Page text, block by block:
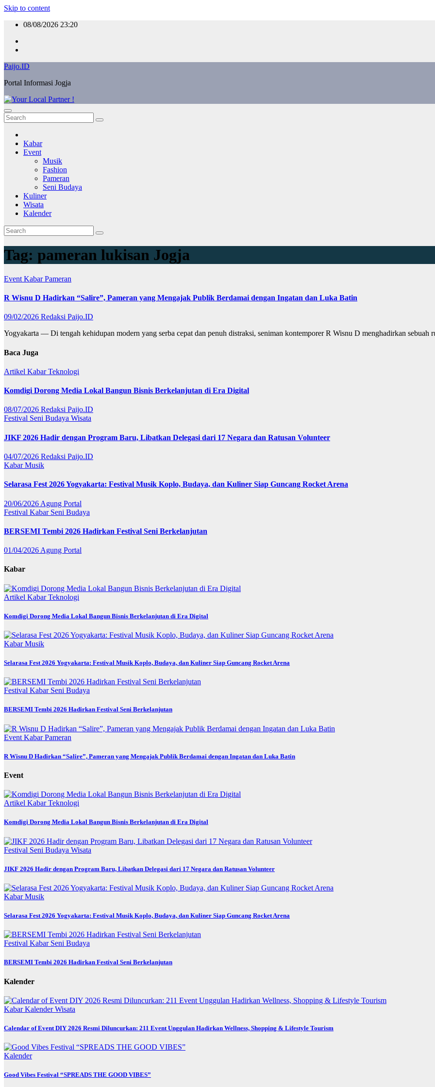
Skip to content
08/08/2026 23:20
Paijo.ID
Portal Informasi Jogja
Kabar
Event
Musik
Fashion
Pameran
Seni Budaya
Kuliner
Wisata
Kalender
Tag: pameran lukisan Jogja
Event KabarPameran
R Wisnu D Hadirkan “Salire”, Pameran yang Mengajak Publik Berdamai dengan Ingatan dan Luka Batin
09/02/2026 Redaksi Paijo.ID
Yogyakarta — Di tengah kehidupan modern yang serba cepat dan penuh distraksi, seniman kontemporer R Wisnu D menghadirkan sebuah
Baca Juga
Artikel KabarTeknologi
Komdigi Dorong Media Lokal Bangun Bisnis Berkelanjutan di Era Digital
08/07/2026 Redaksi Paijo.ID
Festival Seni Budaya Wisata
JIKF 2026 Hadir dengan Program Baru, Libatkan Delegasi dari 17 Negara dan Ratusan Volunteer
04/07/2026 Redaksi Paijo.ID
KabarMusik
Selarasa Fest 2026 Yogyakarta: Festival Musik Koplo, Budaya, dan Kuliner Siap Guncang Rocket Arena
20/06/2026 Agung Portal
Festival Kabar Seni Budaya
BERSEMI Tembi 2026 Hadirkan Festival Seni Berkelanjutan
01/04/2026 Agung Portal
Kabar
Artikel KabarTeknologi
Komdigi Dorong Media Lokal Bangun Bisnis Berkelanjutan di Era Digital
KabarMusik
Selarasa Fest 2026 Yogyakarta: Festival Musik Koplo, Budaya, dan Kuliner Siap Guncang Rocket Arena
Festival Kabar Seni Budaya
BERSEMI Tembi 2026 Hadirkan Festival Seni Berkelanjutan
Event KabarPameran
R Wisnu D Hadirkan “Salire”, Pameran yang Mengajak Publik Berdamai dengan Ingatan dan Luka Batin
Event
Artikel KabarTeknologi
Komdigi Dorong Media Lokal Bangun Bisnis Berkelanjutan di Era Digital
Festival Seni Budaya Wisata
JIKF 2026 Hadir dengan Program Baru, Libatkan Delegasi dari 17 Negara dan Ratusan Volunteer
KabarMusik
Selarasa Fest 2026 Yogyakarta: Festival Musik Koplo, Budaya, dan Kuliner Siap Guncang Rocket Arena
Festival Kabar Seni Budaya
BERSEMI Tembi 2026 Hadirkan Festival Seni Berkelanjutan
Kalender
KabarKalenderWisata
Calendar of Event DIY 2026 Resmi Diluncurkan: 211 Event Unggulan Hadirkan Wellness, Shopping & Lifestyle Tourism
Kalender
Good Vibes Festival “SPREADS THE GOOD VIBES”